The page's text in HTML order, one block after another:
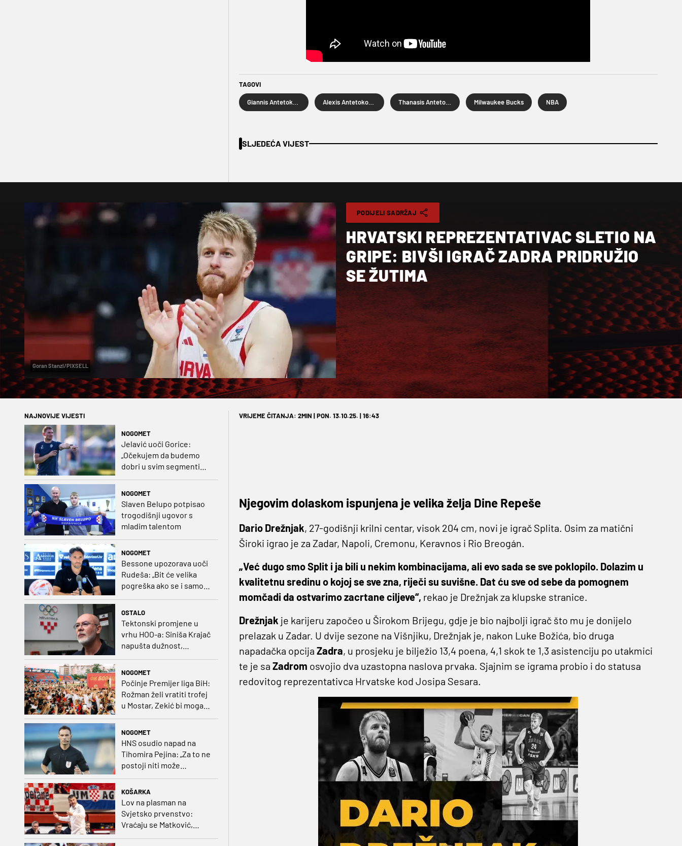
TAGOVI
Giannis Antetokounmpo Alexis Antetokounmpo Thanasis Antetokounmpo Milwaukee Bucks NBA
SLJEDEĆA VIJEST
Goran Stanzl/PIXSELL
PODIJELI SADRŽAJ
HRVATSKI REPREZENTATIVAC SLETIO NA
GRIPE: BIVŠI IGRAČ ZADRA PRIDRUŽIO
SE ŽUTIMA
NAJNOVIJE VIJESTI
NOGOMET
Jelavić uoči Gorice:
„Očekujem da budemo
dobri u svim segmentima
igre i pobjedu“
NOGOMET
Slaven Belupo potpisao
trogodišnji ugovor s
mladim talentom
NOGOMET
Bessone upozorava uoči
Rudeša: „Bit će velika
pogreška ako se i samo
OSTALO
Tektonski promjene u
vrhu HOO-a: Siniša Krajač
napušta dužnost,
NOGOMET
Počinje Premijer liga BiH:
Rožman želi vratiti trofej
u Mostar, Zekić bi mogao
biti iznenađenje
NOGOMET
HNS osudio napad na
Tihomira Pejina: „Za to ne
postoji niti može
KOŠARKA
Lov na plasman na
Svjetsko prvenstvo:
Vraćaju se Matković,
VRIJEME ČITANJA: 2MIN | PON. 13.10.25. | 16:43
Njegovim dolaskom ispunjena je velika želja Dine Repeše
Dario Drežnjak, 27-godišnji krilni centar, visok 204 cm, novi je igrač Splita. Osim za matični
Široki igrao je za Zadar, Napoli, Cremonu, Keravnos i Rio Breogán.
„Već dugo smo Split i ja bili u nekim kombinacijama, ali evo sada se sve poklopilo. Dolazim u
kvalitetnu sredinu o kojoj se sve zna, riječi su suvišne. Dat ću sve od sebe da pomognem
momčadi da ostvarimo zacrtane ciljeve“, rekao je Drežnjak za klupske stranice.
Drežnjak je karijeru započeo u Širokom Brijegu, gdje je bio najbolji igrač što mu je donijelo
prelazak u Zadar. U dvije sezone na Višnjiku, Drežnjak je, nakon Luke Božića, bio druga
napadačka opcija Zadra, u prosjeku je bilježio 13,4 poena, 4,1 skok te 1,3 asistenciju po utakmici
te je sa Zadrom osvojio dva uzastopna naslova prvaka. Sjajnim se igrama probio i do statusa
redovitog reprezentativca Hrvatske kod Josipa Sesara.